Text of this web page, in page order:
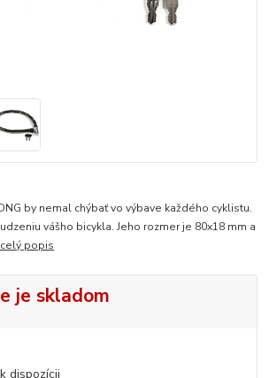
by nemal chýbať vo výbave každého cyklistu.
vášho bicykla. Jeho rozmer je 80x18 mm a
celý popis
je skladom
dispozícii